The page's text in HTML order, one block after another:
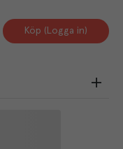
Köp (Logga in)